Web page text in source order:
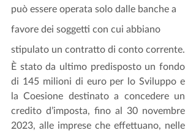
può essere operata solo dalle banche a
favore dei soggetti con cui abbiano
stipulato un contratto di conto corrente.
È stato da ultimo predisposto un fondo
di 145 milioni di euro per lo Sviluppo e
la Coesione destinato a concedere un
credito d’imposta, fino al 30 novembre
2023, alle imprese che effettuano, nelle